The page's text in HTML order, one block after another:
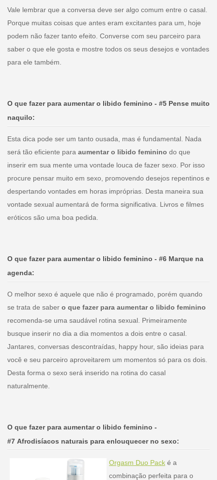
Vale lembrar que a conversa deve ser algo comum entre o casal.
Porque muitas coisas que antes eram excitantes para um, hoje
podem não fazer tanto efeito. Converse com seu parceiro para
saber o que ele gosta e mostre todos os seus desejos e vontades
para ele também.
O que fazer para aumentar o libido feminino - #5 Pense muito
naquilo:
Esta dica pode ser um tanto ousada, mas é fundamental. Nada
será tão eficiente para aumentar o libido feminino do que
inserir em sua mente uma vontade louca de fazer sexo. Por isso
procure pensar muito em sexo, promovendo desejos repentinos e
despertando vontades em horas impróprias. Desta maneira sua
vontade sexual aumentará de forma significativa. Livros e filmes
eróticos são uma boa pedida.
O que fazer para aumentar o libido feminino - #6 Marque na
agenda:
O melhor sexo é aquele que não é programado, porém quando
se trata de saber o que fazer para aumentar o libido feminino
recomenda-se uma saudável rotina sexual. Primeiramente
busque inserir no dia a dia momentos a dois entre o casal.
Jantares, conversas descontraídas, happy hour, são ideias para
você e seu parceiro aproveitarem um momentos só para os dois.
Desta forma o sexo será inserido na rotina do casal
naturalmente.
O que fazer para aumentar o libido feminino -
#7 Afrodisíacos naturais para enlouquecer no sexo:
Orgasm Duo Packé a
combinação perfeita para o